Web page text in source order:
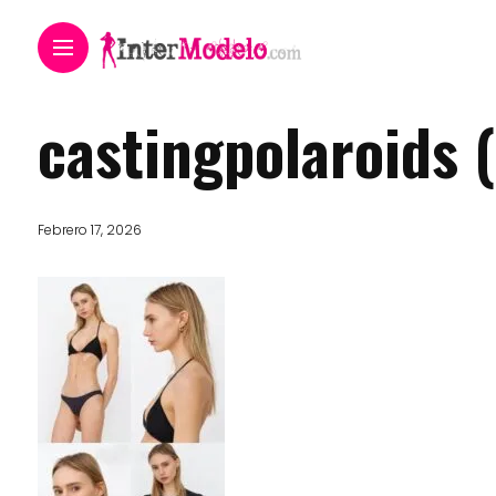
castingpolaroids
Febrero 17, 2026